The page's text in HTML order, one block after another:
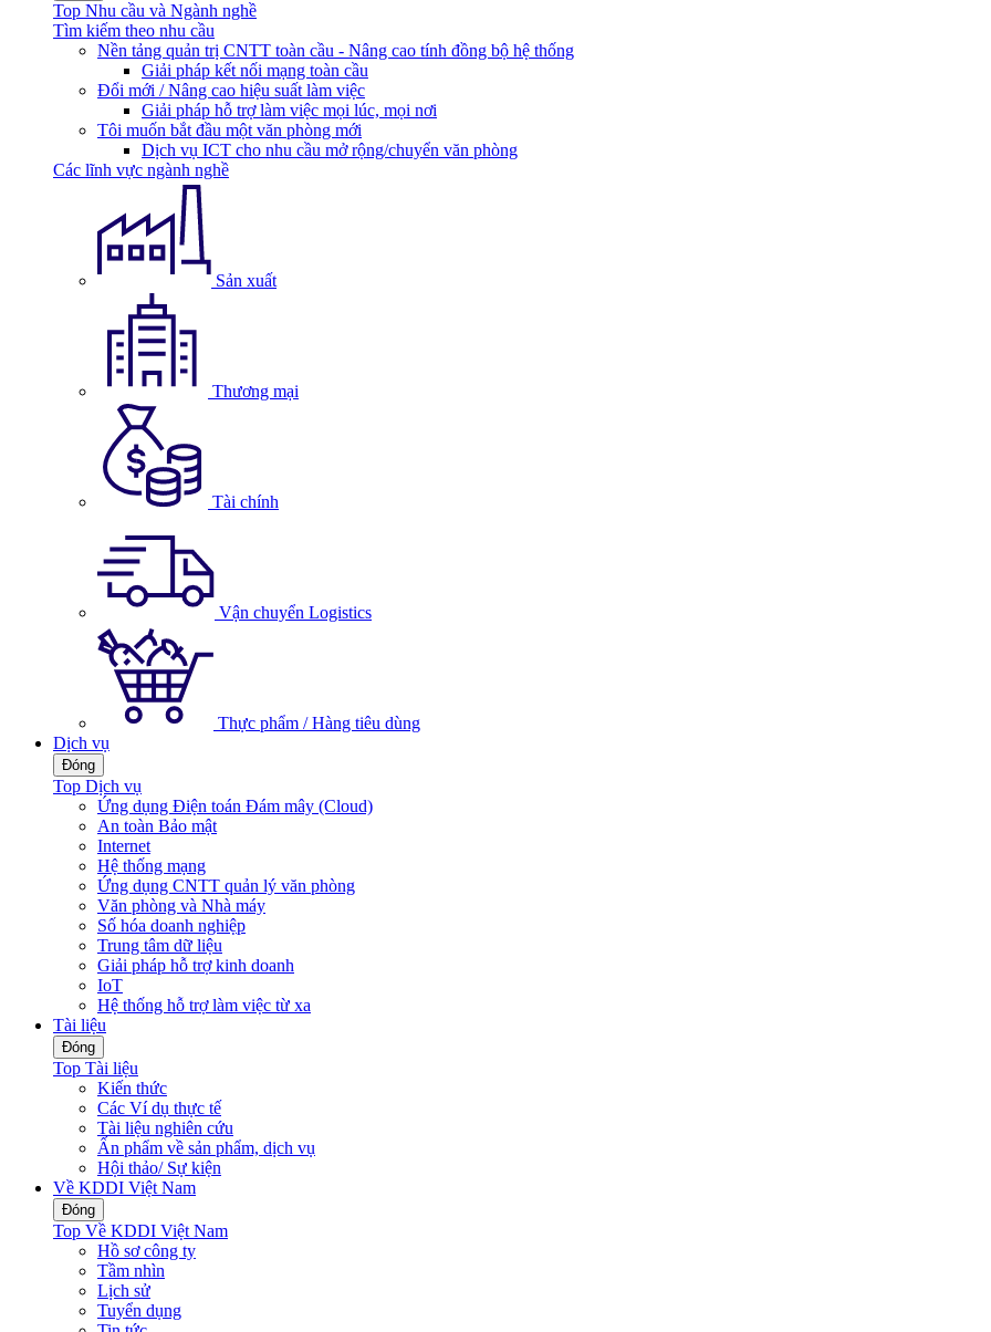
Top Nhu cầu và Ngành nghề
Tìm kiếm theo nhu cầu
Nền tảng quản trị CNTT toàn cầu - Nâng cao tính đồng bộ hệ thống
Giải pháp kết nối mạng toàn cầu
Đổi mới / Nâng cao hiệu suất làm việc
Giải pháp hỗ trợ làm việc mọi lúc, mọi nơi
Tôi muốn bắt đầu một văn phòng mới
Dịch vụ ICT cho nhu cầu mở rộng/chuyển văn phòng
Các lĩnh vực ngành nghề
Sản xuất
Thương mại
Tài chính
Vận chuyển Logistics
Thực phẩm / Hàng tiêu dùng
Dịch vụ
Đóng
Top Dịch vụ
Ứng dụng Điện toán Đám mây (Cloud)
An toàn Bảo mật
Internet
Hệ thống mạng
Ứng dụng CNTT quản lý văn phòng
Văn phòng và Nhà máy
Số hóa doanh nghiệp
Trung tâm dữ liệu
Giải pháp hỗ trợ kinh doanh
IoT
Hệ thống hỗ trợ làm việc từ xa
Tài liệu
Đóng
Top Tài liệu
Kiến thức
Các Ví dụ thực tế
Tài liệu nghiên cứu
Ấn phẩm về sản phẩm, dịch vụ
Hội thảo/ Sự kiện
Về KDDI Việt Nam
Đóng
Top Về KDDI Việt Nam
Hồ sơ công ty
Tầm nhìn
Lịch sử
Tuyển dụng